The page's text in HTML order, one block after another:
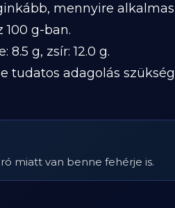
mennyire
g-ban.
g, zsír: 12.0 g.
tudatos adagolás
miatt van benne fehérje is.